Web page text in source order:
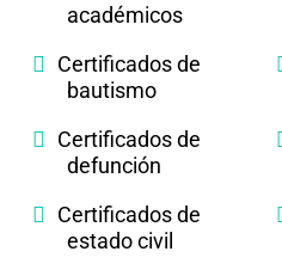
académicos
Certificados de
bautismo
Certificados de
defunción
Certificados de
estado civil